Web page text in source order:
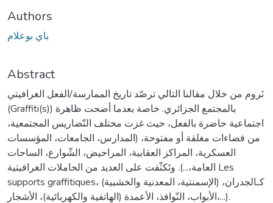
Authors
باي بوعلام
Abstract
نَروم من خلال مقالنا التالي ترصّد تاريخ الممارسة/الفعل الغرافيتي
(Graffiti(s)) بالمجتمع الجزائري. خاصة بعدما أضحت ظاهرة
اجتماعية حاضرة بالفعل، حيث غزت مختلف التّضاريس المجتمعية،
من فضاءات مغلقة أو مفتوحة، (المدارس، الجامعات، المؤسسات
العسكرية، المراكز العقابية، المراحيض، الشّوارع، الساحات
العامة،...). وتَكثّفت على العديد من الحاملات الغرافيتية Les
supports graffitiques، (الإسمنتية، المعدنية والخشبية) كـالجدران،
الأبواب، النّوافذ، الأعمدة (الهاتفية والكهربائية)، الأشجار،...).